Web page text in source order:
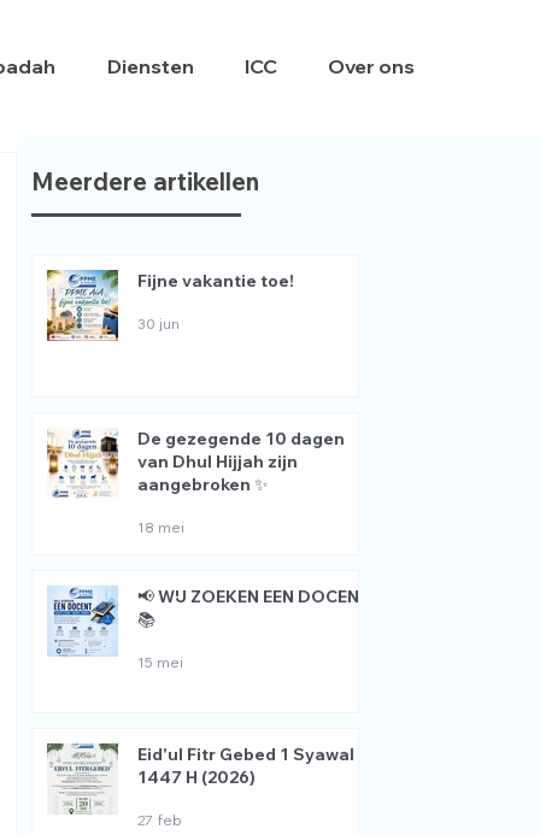
Diensten ICC Over ons
Meerdere artikellen
Fijne vakantie toe!
30 jun
De gezegende 10 dagen
van Dhul Hijjah zijn
aangebroken ✨
18 mei
📢 WIJ ZOEKEN EEN DOCENT
📚
15 mei
Eid'ul Fitr Gebed 1 Syawal
1447 H (2026)
27 feb